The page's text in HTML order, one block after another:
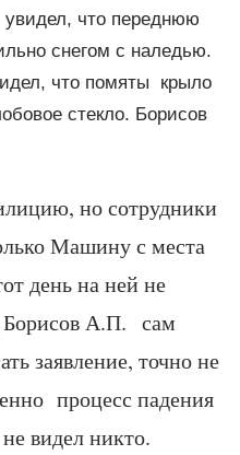
что переднюю
снегом с наледью.
что помяты крыло
стекло. Борисов
но сотрудники
Машину с места
день на ней не
А.П. сам
заявление, точно не
процесс падения
видел никто.